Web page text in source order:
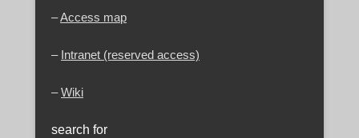
–Access map
– Intranet (reserved access)
–Wiki
search for